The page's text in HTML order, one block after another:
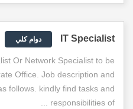
IT Specialist دوام كلي
Or Network Specialist to be
Office. Job description and
follows. kindly find tasks and
responsibilities of ...